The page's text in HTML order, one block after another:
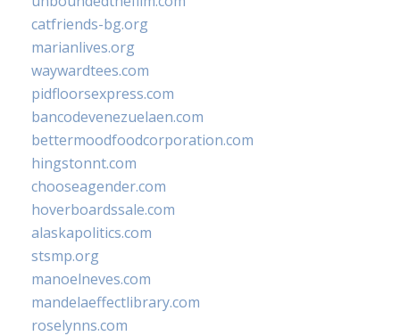
catfriends-bg.org
marianlives.org
waywardtees.com
pidfloorsexpress.com
bancodevenezuelaen.com
bettermoodfoodcorporation.com
hingstonnt.com
chooseagender.com
hoverboardssale.com
alaskapolitics.com
stsmp.org
manoelneves.com
mandelaeffectlibrary.com
roselynns.com